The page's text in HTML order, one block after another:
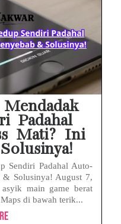
Babak Baru Kasus Febrie Adriansyah, Rencana Praperadilan Penyitaan Emas dan Uang Tunai Jadi Sorotan
Baterai Apple Watch Cepat Boros? Ini Penyebab dan Cara Mengatasinya
HP Huawei Cepat Panas? Ini Penyebab Utama dan Cara Mengatasinya
Padahal
Mati? Ini
Sendiri Padahal Auto-
& Solusinya! August 7,
asyik main game berat
di bawah terik...